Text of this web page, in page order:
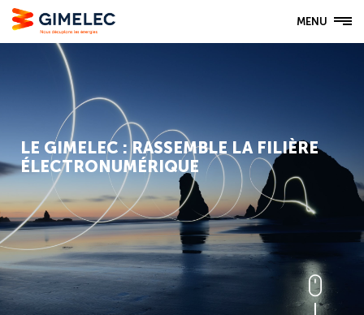
MENU
LE GIMELEC : RASSEMBLE LA FILIÈRE
ÉLECTRONUMÉRIQUE